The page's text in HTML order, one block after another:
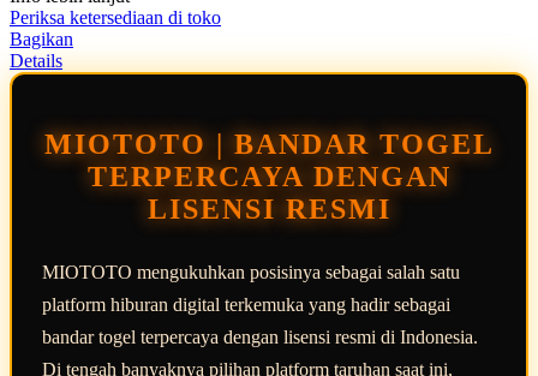
rata-
rata.
Read
13
halaman
yang
Periksa ketersediaan di toko
Bagikan
Details
MIOTOTO | BANDAR TOGEL
TERPERCAYA DENGAN
LISENSI RESMI
MIOTOTO mengukuhkan posisinya sebagai salah satu
platform hiburan digital terkemuka yang hadir sebagai
bandar togel terpercaya dengan lisensi resmi di Indonesia.
Di tengah banyaknya pilihan platform taruhan saat ini,